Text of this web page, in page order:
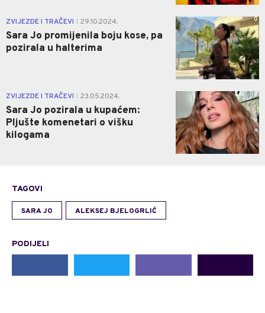
ZVIJEZDE I TRAČEVI 29.10.2024.
Sara Jo promijenila boju kose, pa
pozirala u halterima
0
ZVIJEZDE I TRAČEVI 23.05.2024.
Sara Jo pozirala u kupaćem:
Pljušte komenetari o višku
kilogama
0
TAGOVI
SARA JO ALEKSEJ BJELOGRLIĆ
PODIJELI